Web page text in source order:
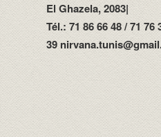
El Ghazela, 2083|
Tél.: 71 86 66 48 / 71 76
39